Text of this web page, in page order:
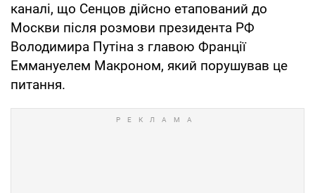
каналі, що Сенцов дійсно етапований до
Москви після розмови президента РФ
Володимира Путіна з главою Франції
Еммануелем Макроном, який порушував це
питання.